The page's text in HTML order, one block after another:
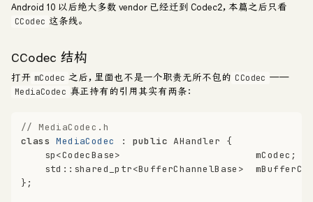
Android 10 以后绝大多数 vendor 已经迁到 Codec2，本篇之后只看
CCodec 这条线。
CCodec 结构
打开 mCodec 之后，里面也不是一个职责无所不包的 CCodec ——
MediaCodec 真正持有的引用其实有两条：
// MediaCodec.h
class
MediaCodec : public AHandler {
sp<CodecBase>
std::shared_ptr<BufferChannelBase>
};